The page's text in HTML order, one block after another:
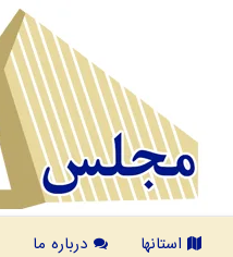
استانها درباره ما